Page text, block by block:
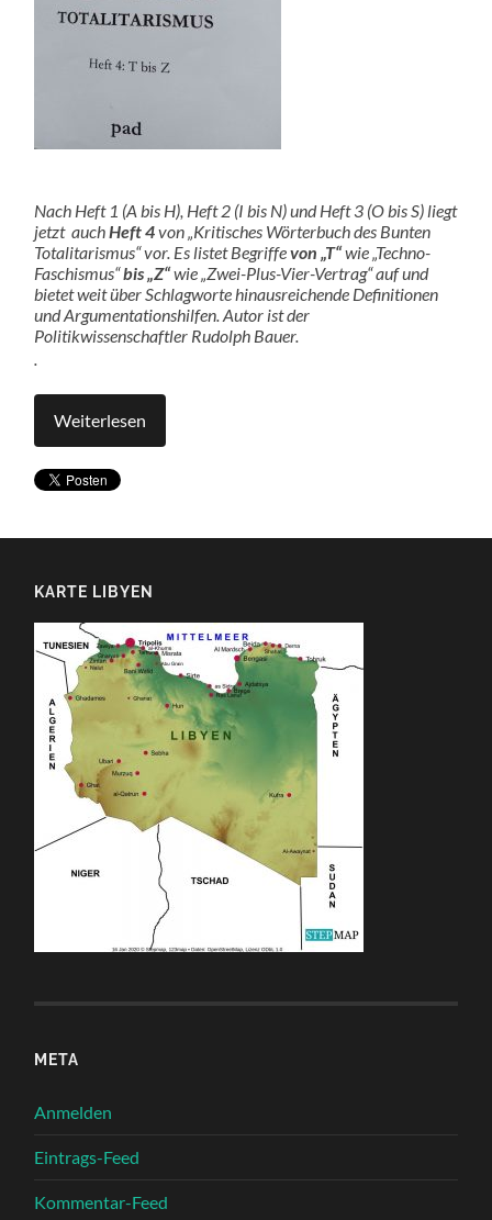
Nach Heft 1 (A bis H), Heft 2 (I bis N) und Heft 3 (O bis S) liegt
jetzt auch Heft 4von „Kritisches Wörterbuch des Bunten
Totalitarismus“ vor. Es listet Begriffevon „T“wie „Techno-
Faschismus“bis „Z“wie „Zwei-Plus-Vier-Vertrag“ auf und
bietet weit über Schlagworte hinausreichende Definitionen
und Argumentationshilfen.Autor ist der
Politikwissenschaftler Rudolph Bauer.
Weiterlesen
KARTE LIBYEN
META
Anmelden
Eintrags-Feed
Kommentar-Feed